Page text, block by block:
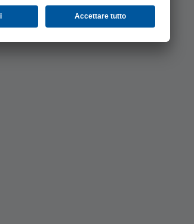
passa dalla prima misurazione